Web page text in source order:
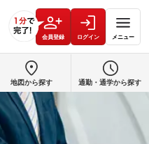
会員登録 ログイン メニュー
地図から探す 通勤・通学から探す